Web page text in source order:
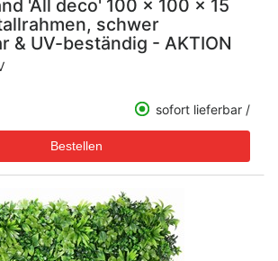
'All deco' 100 x 100 x 15
schwer
& UV-beständig - AKTION
sofort lieferbar /